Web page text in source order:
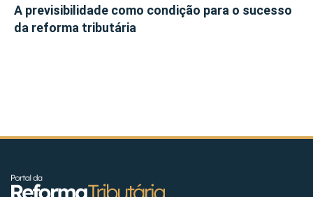
A previsibilidade como condição para o sucesso
da reforma tributária